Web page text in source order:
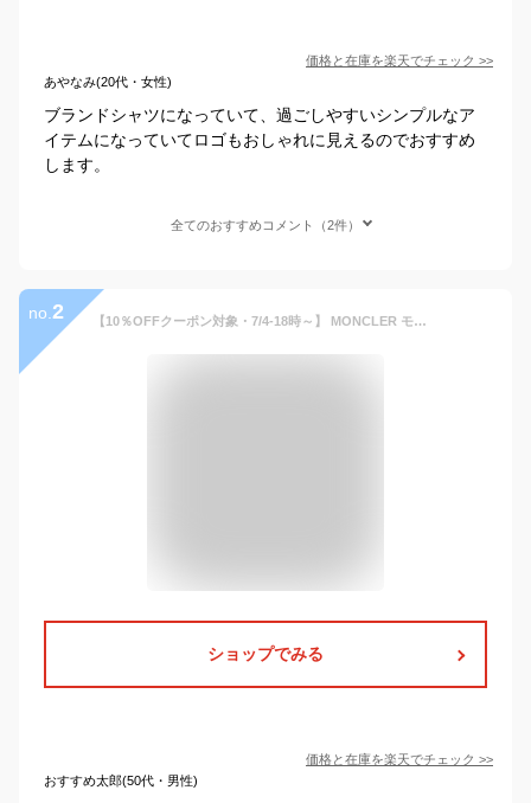
価格と在庫を楽天でチェック >>
あやなみ(20代・女性)
ブランドシャツになっていて、過ごしやすいシンプルなア
イテムになっていてロゴもおしゃれに見えるのでおすすめ
します。
全てのおすすめコメント（2件）
no. 2 【10％OFFクーポン対象・7/4-18時～】 MONCLER モンクレール カットソー 8D00018 89AQX メンズ クルーネック コットン 長袖Tシャツ ロンT ロゴパッチ カラー2色【cp_ten】
ショップでみる
価格と在庫を楽天でチェック >>
おすすめ太郎(50代・男性)